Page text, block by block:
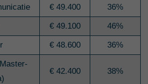
€ 49.400 36%
€ 49.100 46%
€ 48.600 36%
€ 42.400 38%